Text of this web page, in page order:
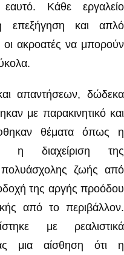
εαυτό. Κάθε εργαλείο
επεξήγηση και απλό
οι ακροατές να μπορούν
απαντήσεων, δώδεκα
με παρακινητικό και
θέματα όπως η
η διαχείριση της
πολυάσχολης ζωής από
της αργής προόδου
από το περιβάλλον.
με ρεαλιστικά
μια αίσθηση ότι η